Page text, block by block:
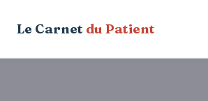
Le Carnet du Patient